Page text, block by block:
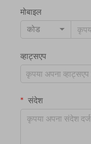
मोबाइल
कोड
व्हाट्सएप
संदेश